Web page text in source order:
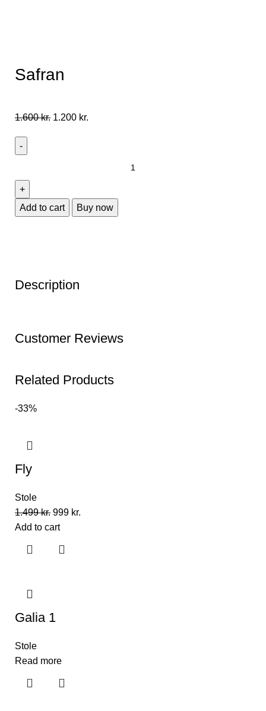
Safran
1.600kr. 1.200 kr.
Add to cart Buy now
Description
Customer Reviews
Related Products
-33%
Fly
Stole
1.499kr. 999 kr.
Add to cart
Galia 1
Stole
Read more